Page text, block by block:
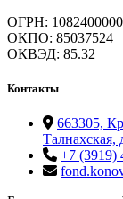
ОГРН:
ОКПО: 85037524
ОКВЭД: 85.32
Контакты
663305,
Талнахская,
+7 (3919)